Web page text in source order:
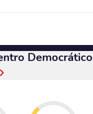
Democrático